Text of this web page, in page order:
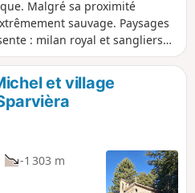
Malgré sa proximité
sauvage. Paysages
: milan royal et sangliers
et village
-1 303 m